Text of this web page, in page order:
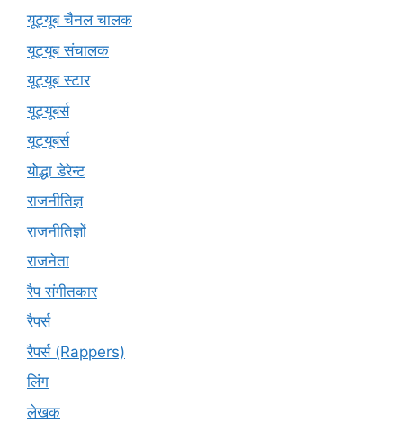
यूट्यूब चैनल चालक
यूट्यूब संचालक
यूट्यूब स्टार
यूट्यूबर्स
यूट्‍यूबर्स
योद्धा डेरेन्ट
राजनीतिज्ञ
राजनीतिज्ञों
राजनेता
रैप संगीतकार
रैपर्स
रैपर्स (Rappers)
लिंग
लेखक